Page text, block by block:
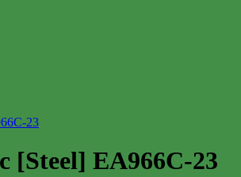
[Steel] EA966C-23